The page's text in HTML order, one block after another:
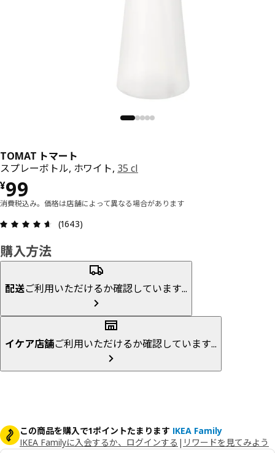
TOMAT トマート
スプレーボトル, ホワイト, 35 cl
¥99
価格 ¥ 99
消費税込み。価格は店舗によって異なる場合があります
(1643)
購入方法
配送ご利用いただけるか確認しています...
イケア店舗ご利用いただけるか確認しています...
この商品を購入で1ポイントたまります IKEA Family
IKEA Familyに入会するか、ログインする | リワードを見てみよう